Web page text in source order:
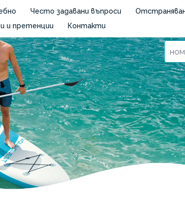
Често задавани въпроси
и претенции Контакти